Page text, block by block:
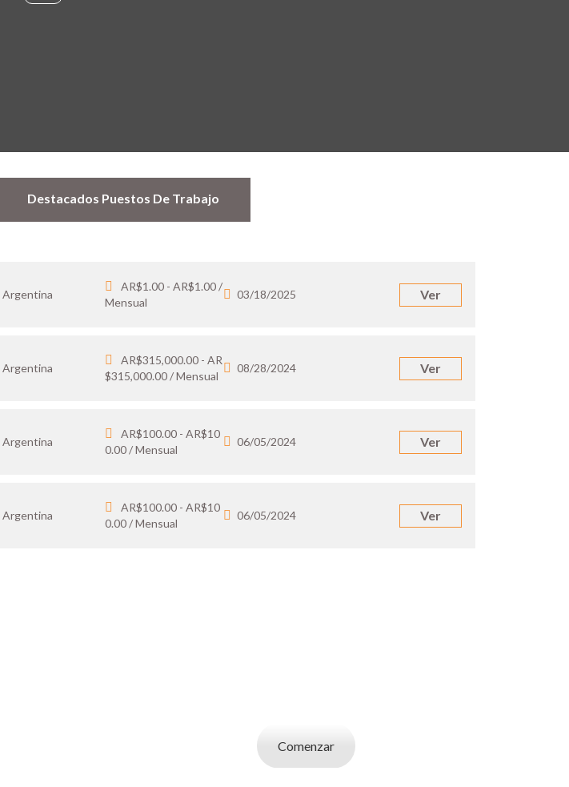
Destacados Puestos De Trabajo
Argentina
AR$1.00 - AR$1.00 /
Mensual
03/18/2025 Ver
Argentina
AR$315,000.00 - AR
$315,000.00 / Mensual
08/28/2024 Ver
Argentina
AR$100.00 - AR$10
0.00 / Mensual
06/05/2024 Ver
Argentina
AR$100.00 - AR$10
0.00 / Mensual
06/05/2024 Ver
Comenzar